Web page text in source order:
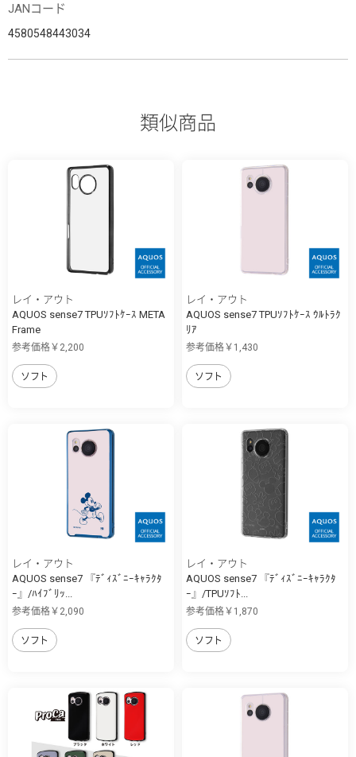
JANコード
4580548443034
類似商品
レイ・アウト
AQUOS sense7 TPUｿﾌﾄｹｰｽ META
Frame
参考価格￥2,200
ソフト
レイ・アウト
AQUOS sense7 TPUｿﾌﾄｹｰｽ ｳﾙﾄﾗｸ
ﾘｱ
参考価格￥1,430
ソフト
レイ・アウト
AQUOS sense7 『ﾃﾞｨｽﾞﾆｰｷｬﾗｸﾀ
ｰ』/ﾊｲﾌﾞﾘｯ...
参考価格￥2,090
ソフト
レイ・アウト
AQUOS sense7 『ﾃﾞｨｽﾞﾆｰｷｬﾗｸﾀ
ｰ』/TPUｿﾌﾄ...
参考価格￥1,870
ソフト